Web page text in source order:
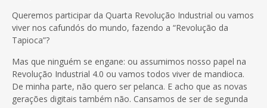
Queremos participar da Quarta Revolução Industrial ou vamos
viver nos cafundós do mundo, fazendo a “Revolução da
Tapioca”?
Mas que ninguém se engane: ou assumimos nosso papel na
Revolução Industrial 4.0 ou vamos todos viver de mandioca.
De minha parte, não quero ser pelanca. E acho que as novas
gerações digitais também não. Cansamos de ser de segunda